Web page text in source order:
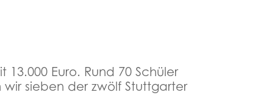
13.000 Euro. Rund 70 Schüler
sieben der zwölf Stuttgarter